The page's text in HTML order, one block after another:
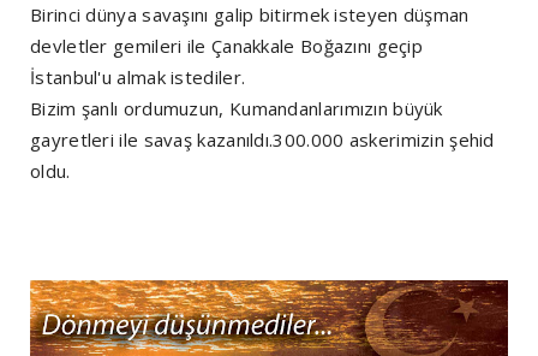
Birinci dünya savaşını galip bitirmek isteyen düşman
devletler gemileri ile Çanakkale Boğazını geçip
İstanbul'u almak istediler.
Bizim şanlı ordumuzun, Kumandanlarımızın büyük
gayretleri ile savaş kazanıldı.300.000 askerimizin şehid
oldu.